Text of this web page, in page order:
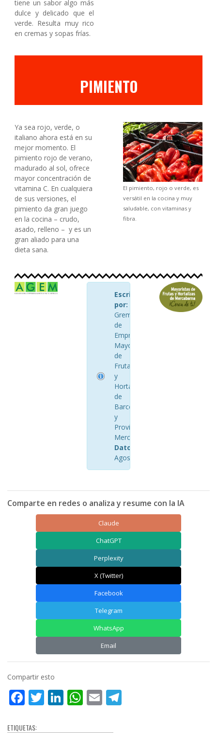
tiene un sabor algo más
dulce y delicado que el
verde. Resulta muy rico
en cremas y sopas frías.
PIMIENTO
Ya sea rojo, verde, o
italiano ahora está en su
mejor momento. El
pimiento rojo de verano,
madurado al sol, ofrece
mayor concentración de
vitamina C. En cualquiera
de sus versiones, el
pimiento da gran juego
en la cocina – crudo,
asado, relleno – y es un
gran aliado para una
dieta sana.
El pimiento, rojo o verde, es
versátil en la cocina y muy
saludable, con vitaminas y
fibra.
Escrito
por:
Gremio
de
Empresarios
Mayoristas
de
Frutas
y
Hortalizas
de
Barcelona
y
Provincia
Mercabarna
Datos:
Agosto 2018
Comparte en redes o analiza y resume con la IA
Claude
ChatGPT
Perplexity
X (Twitter)
Facebook
Telegram
WhatsApp
Email
Compartir esto
Facebook
Twitter
LinkedIn
WhatsApp
Email
ETIQUETAS: